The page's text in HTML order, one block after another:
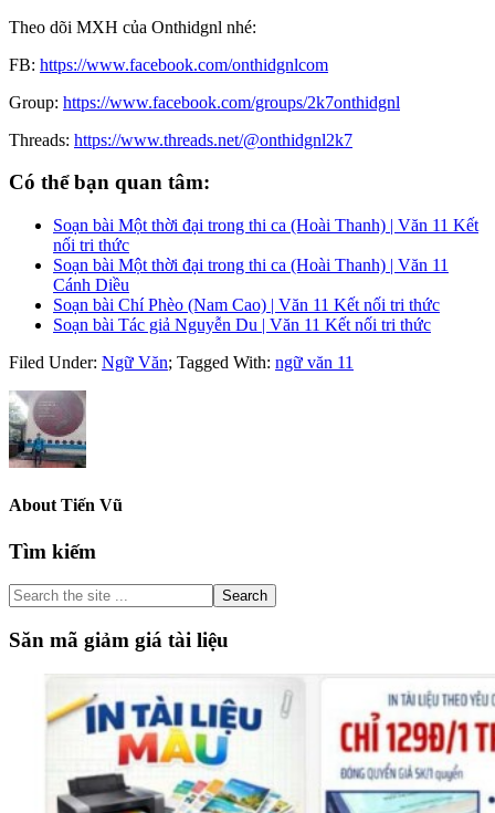
Theo dõi MXH của Onthidgnl nhé:
FB: https://www.facebook.com/onthidgnlcom
Group: https://www.facebook.com/groups/2k7onthidgnl
Threads: https://www.threads.net/@onthidgnl2k7
Có thể bạn quan tâm:
Soạn bài Một thời đại trong thi ca (Hoài Thanh) | Văn 11 Kết
nối tri thức
Soạn bài Một thời đại trong thi ca (Hoài Thanh) | Văn 11
Cánh Diều
Soạn bài Chí Phèo (Nam Cao) | Văn 11 Kết nối tri thức
Soạn bài Tác giả Nguyễn Du | Văn 11 Kết nối tri thức
Filed Under: Ngữ Văn; Tagged With: ngữ văn 11
About Tiến Vũ
Primary
Sidebar
Tìm kiếm
Search
the
site
...
Săn mã giảm giá tài liệu